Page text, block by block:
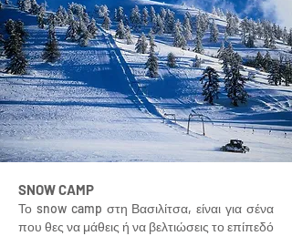
SNOW CAMP
Το snow camp στη Βασιλίτσα, είναι για σένα
που θες να μάθεις ή να βελτιώσεις το επίπεδό